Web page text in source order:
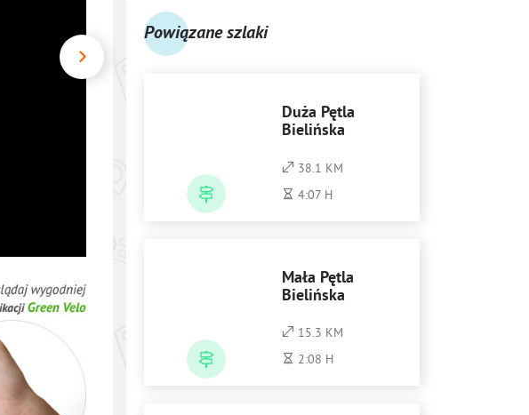
Powiązane szlaki
Duża Pętla
Bielińska
38.1 KM
4:07 H
Mała Pętla
Bielińska
15.3 KM
2:08 H